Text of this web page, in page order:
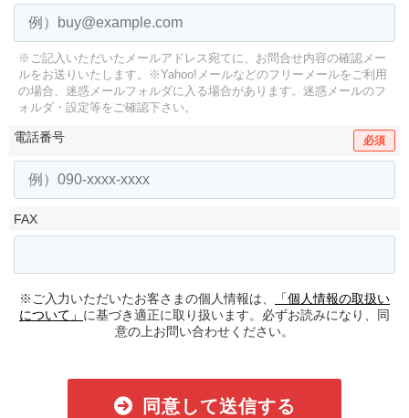
※ご記入いただいたメールアドレス宛てに、お問合せ内容の確認メー
ルをお送りいたします。
※Yahoo!メールなどのフリーメールをご利用
の場合、迷惑メールフォルダに入る場合があります。 迷惑メールのフ
ォルダ・設定等をご確認下さい。
電話番号 必須
FAX
※ご入力いただいたお客さまの個人情報は、
「個人情報の取扱い
について」 に基づき適正に取り扱います。必ずお読みになり、同
意の上お問い合わせください。
同意して送信する